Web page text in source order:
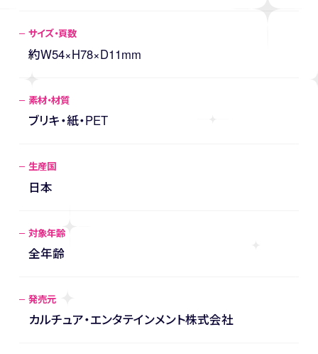
サイズ・頁数
約W54×H78×D11mm
素材・材質
ブリキ・紙・PET
生産国
日本
対象年齢
全年齢
発売元
カルチュア・エンタテインメント株式会社